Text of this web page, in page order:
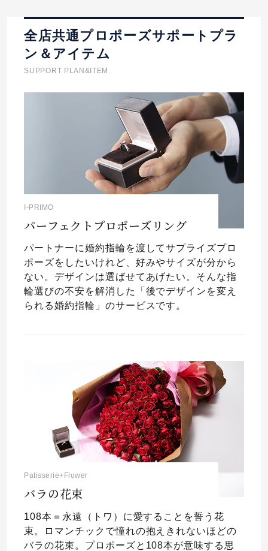
全店共通プロポーズサポートプラ
ン＆アイテム
SUPPORT PLAN&ITEM
I-PRIMO
パーフェクトプロポーズリング
パートナーに婚約指輪を渡してサプライズプロ
ポーズをしたいけれど、好みやサイズが分から
ない。デザインは選ばせてあげたい。そんな指
輪選びの不安を解消した「後でデザインを変え
られる婚約指輪」のサービスです。
Patisserie+Flower
バラの花束
108本＝永遠（トワ）に愛することを誓う花
束。ロマンチックで憧れの抱えきれないほどの
バラの花束。プロポーズと108本が意味する思